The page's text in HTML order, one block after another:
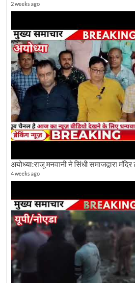
2 weeks ago
4 weeks ago